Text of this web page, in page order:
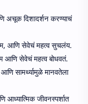
अचूक दिशादर्शन करण्याचं
आणि सेवेचं महत्व सुचलंय.
आणि सेवेचं महत्व बोधवतं.
सामर्थ्यामुळे मानवतेला
आध्यात्मिक जीवनस्पर्शात